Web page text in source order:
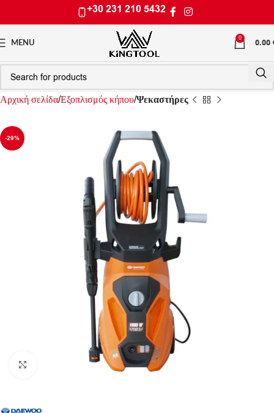
+30 231 210 5432
MENU
0 0.00
Αρχική σελίδαΕξοπλισμός κήπουΨεκαστήρες
-29%
Click to enlarge